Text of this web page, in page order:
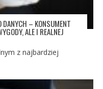
DANYCH – KONSUMENT
ALE I REALNEJ
z najbardziej